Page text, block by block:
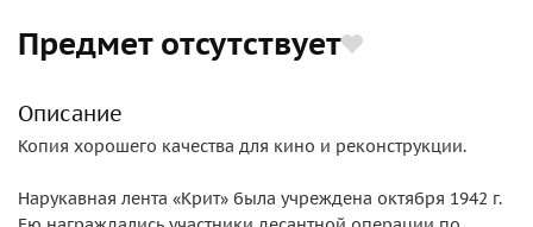
Предмет отсутствует
Описание
Копия хорошего качества для кино и реконструкции.
Нарукавная лента «Крит» была учреждена октября 1942 г.